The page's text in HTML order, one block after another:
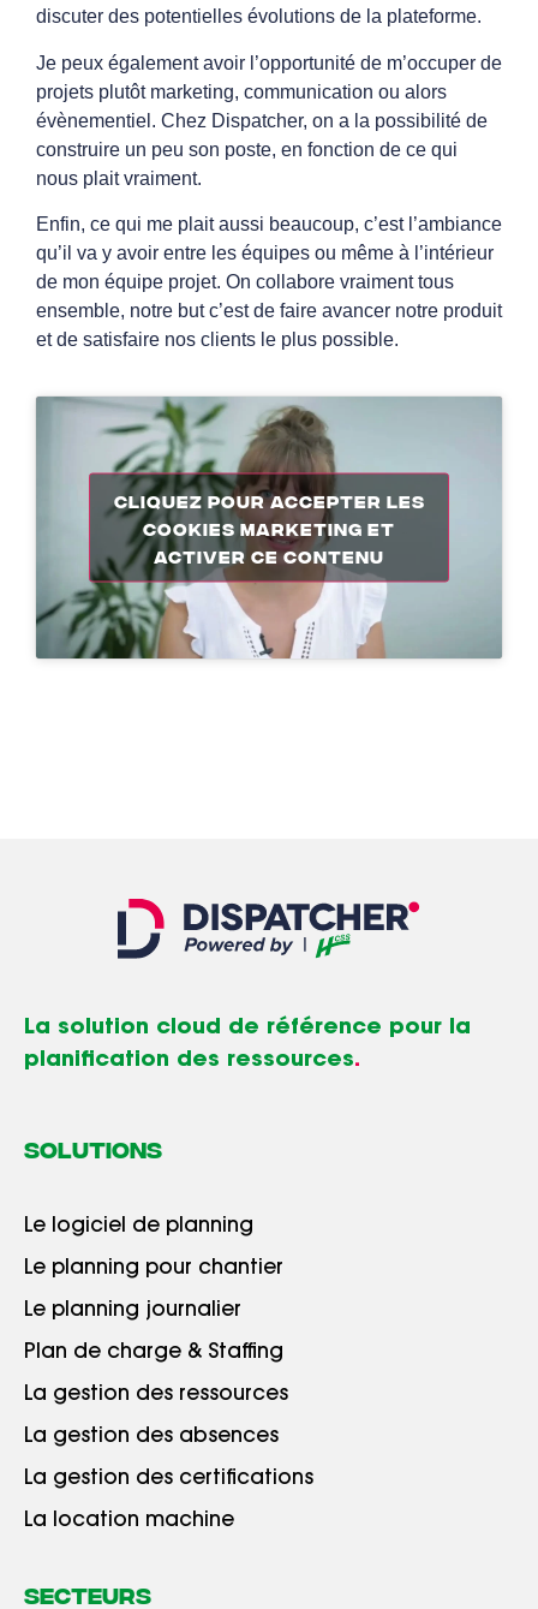
discuter des potentielles évolutions de la plateforme.
Je peux également avoir l’opportunité de m’occuper de
projets plutôt marketing, communication ou alors
évènementiel. Chez Dispatcher, on a la possibilité de
construire un peu son poste, en fonction de ce qui
nous plait vraiment.
Enfin, ce qui me plait aussi beaucoup, c’est l’ambiance
qu’il va y avoir entre les équipes ou même à l’intérieur
de mon équipe projet. On collabore vraiment tous
ensemble, notre but c’est de faire avancer notre produit
et de satisfaire nos clients le plus possible.
Cliquez pour accepter les
cookies marketing et
activer ce contenu
La solution cloud de référence pour la
planification des ressources.
SOLUTIONS
Le logiciel de planning
Le planning pour chantier
Le planning journalier
Plan de charge & Staffing
La gestion des ressources
La gestion des absences
La gestion des certifications
La location machine
Secteurs